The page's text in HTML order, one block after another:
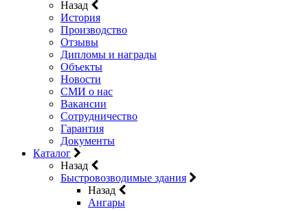
Назад
История
Производство
Отзывы
Дипломы и награды
Объекты
Новости
СМИ о нас
Вакансии
Сотрудничество
Гарантия
Документы
Каталог
Назад
Быстровозводимые здания
Назад
Ангары